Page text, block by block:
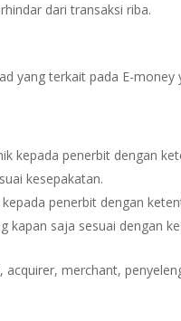
dari transaksi riba.
yang terkait pada E-money
kepada penerbit dengan
kesepakatan.
penerbit dengan
kapan saja sesuai dengan
acquirer, merchant,